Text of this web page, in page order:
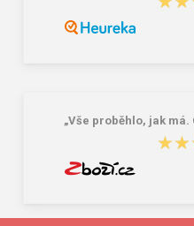
„Vše proběhlo, jak